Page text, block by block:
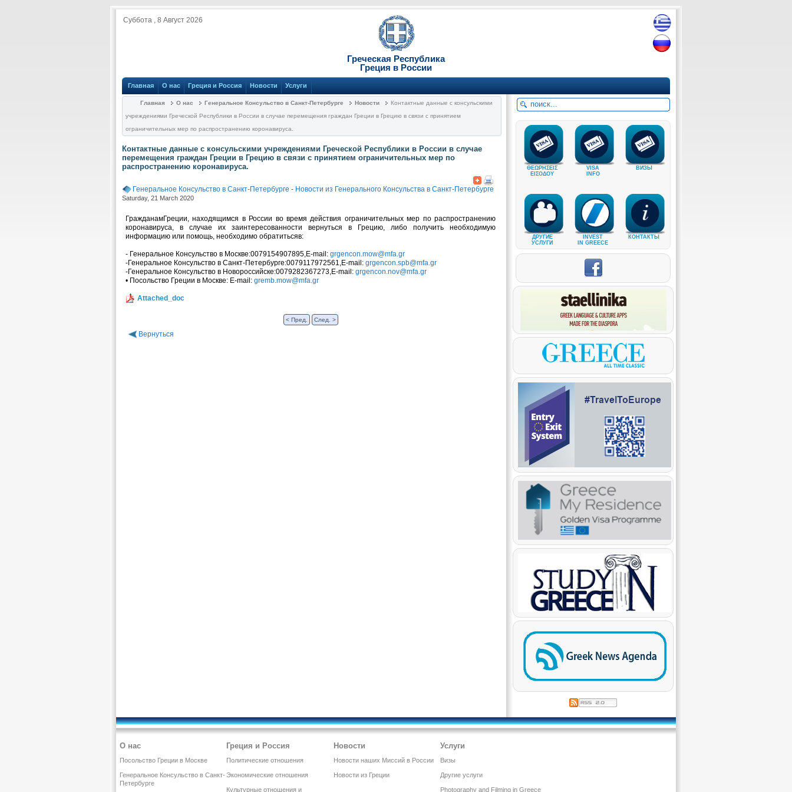
Суббота , 8 Август 2026
Греческая Республика
Греция в России
Главная О нас Греция и Россия Новости Услуги
Главная О нас Генеральное Консульство в Санкт-Петербурге Новости
Контактные данные с консульскими
учреждениями Греческой Республики в России в случае перемещения граждан Греции в Грецию в связи с принятием
ограничительных мер по распространению коронавируса.
Контактные данные с консульскими учреждениями Греческой Республики в России в случае
перемещения граждан Греции в Грецию в связи с принятием ограничительных мер по
распространению коронавируса.
Генеральное Консульство в Санкт-Петербурге - Новости из Генерального Консульства в Санкт-Петербурге
Saturday, 21 March 2020
ГражданамГреции, находящимся в России во время действия ограничительных мер по распространению
коронавируса, в случае их заинтересованности вернуться в Грецию, либо получить необходимую
информацию или помощь, необходимо обратитьсяв:
- Генеральное Консульство в Москве:0079154907895,E-mail:grgencon.mow@mfa.gr
-Генеральное Консульство в Санкт-Петербурге:0079117972561,E-mail:grgencon.spb@mfa.gr
-Генеральное Консульство в Новороссийске:0079282367273,E-mail:grgencon.nov@mfa.gr
• Посольство Греции в Москве: E-mail:gremb.mow@mfa.gr
Attached_doc
< Пред. След. >
Вернуться
ΘΕΩΡΗΣΕΙΣ
ΕΙΣΟΔΟΥ
VISA
INFO
ВИЗЫ
ДРУГИЕ
УСЛУГИ
INVEST
IN GREECE
КОНТАКТЫ
О нас
Посольство Греции в Москве
Генеральное Консульство в Санкт-
Петербурге
Греция и Россия
Политические отношения
Экономические отношения
Культурные отношения и
Новости
Новости наших Миссий в России
Новости из Греции
Услуги
Визы
Другие услуги
Photography and Filming in Greece